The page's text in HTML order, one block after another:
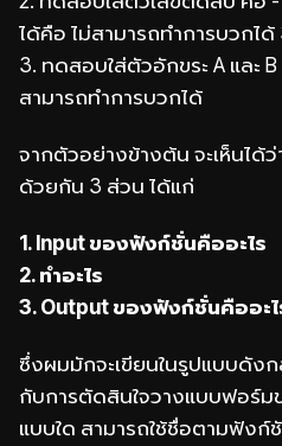
ได้คือ ไม่สามารถทำการบวกได้
3. ทดสอบใส่ตัวอักขระ A และ
สามารถทำการบวกได้
จากตัวอย่างข้างต้น จะเห็นได้
ด้วยกัน 3 ส่วน ได้แก่
1. Input ของฟังก์ชั่นคืออะไร
2. ทำอะไร
3. Output ของฟังก์ชั่นคืออะไ
ซึ่งผมมักจะเขียนในรูปแบบดัง
กับการตัดสินใจวางแบบฟอร์ม
แบบใด สามารถใช้ชื่อตามฟังก์